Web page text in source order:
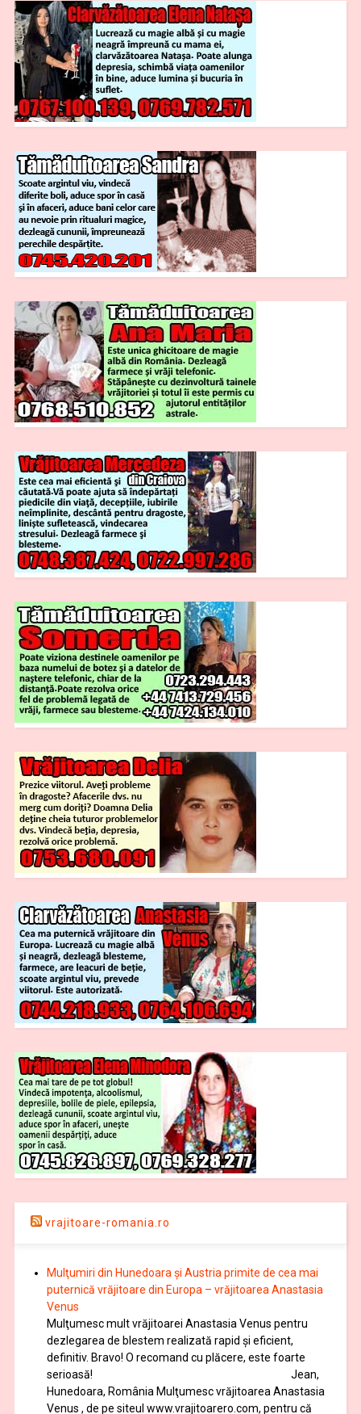
vrajitoare-romania.ro
Mulţumiri din Hunedoara și Austria primite de cea mai
puternică vrăjitoare din Europa – vrăjitoarea Anastasia
Venus
Mulţumesc mult vrăjitoarei Anastasia Venus pentru
dezlegarea de blestem realizată rapid și eficient,
definitiv. Bravo! O recomand cu plăcere, este foarte
serioasă! Jean,
Hunedoara, România Mulţumesc vrăjitoarea Anastasia
Venus , de pe siteul www.vrajitoarero.com, pentru că